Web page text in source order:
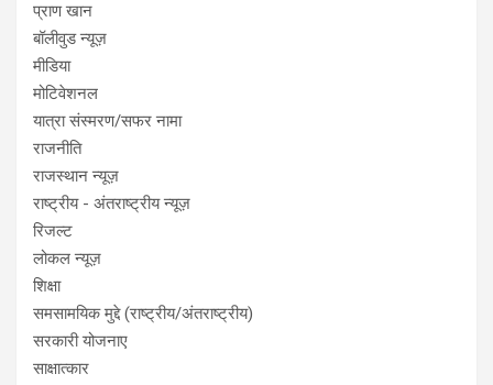
प्राण खान
बॉलीवुड न्यूज़
मीडिया
मोटिवेशनल
यात्रा संस्मरण/सफर नामा
राजनीति
राजस्थान न्यूज़
राष्ट्रीय - अंतराष्ट्रीय न्यूज़
रिजल्ट
लोकल न्यूज़
शिक्षा
समसामयिक मुद्दे (राष्ट्रीय/अंतराष्ट्रीय)
सरकारी योजनाए
साक्षात्कार